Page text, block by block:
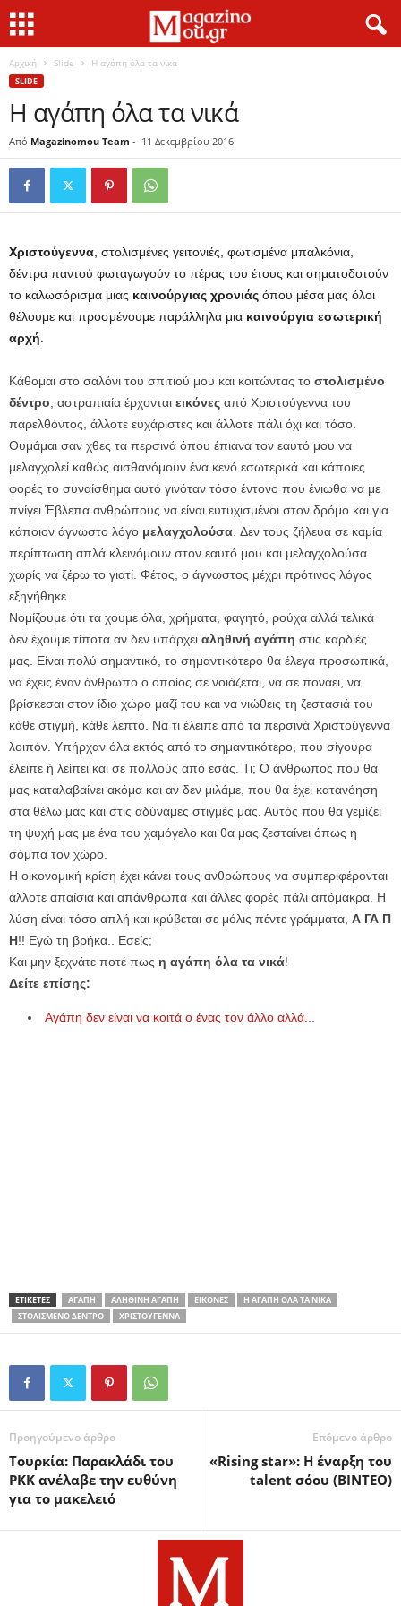
Αρχική Slide Η αγάπη όλα τα νικά
SLIDE
Η αγάπη όλα τα νικά
Από Magazinomou Team - 11 Δεκεμβρίου 2016
Χριστούγεννα , στολισμένες γειτονιές, φωτισμένα μπαλκόνια,
δέντρα παντού φωταγωγούν το πέρας του έτους και σηματοδοτούν
το καλωσόρισμα μιας καινούργιας χρονιάς όπου μέσα μας όλοι
θέλουμε και προσμένουμε παράλληλα μια καινούργια εσωτερική
αρχή
Κάθομαι στο σαλόνι του σπιτιού μου και κοιτώντας το στολισμένο
δέντρο , αστραπιαία έρχονται εικόνες από Χριστούγεννα του
παρελθόντος, άλλοτε ευχάριστες και άλλοτε πάλι όχι και τόσο.
Θυμάμαι σαν χθες τα περσινά όπου έπιανα τον εαυτό μου να
μελαγχολεί καθώς αισθανόμουν ένα κενό εσωτερικά και κάποιες
φορές το συναίσθημα αυτό γινόταν τόσο έντονο που ένιωθα να με
πνίγει.Έβλεπα ανθρώπους να είναι ευτυχισμένοι στον δρόμο και για
κάποιον άγνωστο λόγο μελαγχολούσα . Δεν τους ζήλευα σε καμία
περίπτωση απλά κλεινόμουν στον εαυτό μου και μελαγχολούσα
χωρίς να ξέρω το γιατί. Φέτος, ο άγνωστος μέχρι πρότινος λόγος
εξηγήθηκε.
Νομίζουμε ότι τα χουμε όλα, χρήματα, φαγητό, ρούχα αλλά τελικά
δεν έχουμε τίποτα αν δεν υπάρχει αληθινή αγάπη στις καρδιές
μας. Είναι πολύ σημαντικό, το σημαντικότερο θα έλεγα προσωπικά,
να έχεις έναν άνθρωπο ο οποίος σε νοιάζεται, να σε πονάει, να
βρίσκεσαι στον ίδιο χώρο μαζί του και να νιώθεις τη ζεστασιά του
κάθε στιγμή, κάθε λεπτό. Να τι έλειπε από τα περσινά Χριστούγεννα
λοιπόν. Υπήρχαν όλα εκτός από το σημαντικότερο, που σίγουρα
έλειπε ή λείπει και σε πολλούς από εσάς. Τι; Ο άνθρωπος που θα
μας καταλαβαίνει ακόμα και αν δεν μιλάμε, που θα έχει κατανόηση
στα θέλω μας και στις αδύναμες στιγμές μας. Αυτός που θα γεμίζει
τη ψυχή μας με ένα του χαμόγελο και θα μας ζεσταίνει όπως η
σόμπα τον χώρο.
Η οικονομική κρίση έχει κάνει τους ανθρώπους να συμπεριφέρονται
άλλοτε απαίσια και απάνθρωπα και άλλες φορές πάλι απόμακρα. Η
λύση είναι τόσο απλή και κρύβεται σε μόλις πέντε γράμματα, Α ΓΑ Π
Η!! Εγώ τη βρήκα.. Εσείς;
Και μην ξεχνάτε ποτέ πως η αγάπη όλα τα νικά!
Δείτε επίσης:
Αγάπη δεν είναι να κοιτά ο ένας τον άλλο αλλά...
ΕΤΙΚΕΤΕΣ ΑΓΆΠΗ ΑΛΗΘΙΝΉ ΑΓΆΠΗ ΕΙΚΌΝΕΣ
Η ΑΓΆΠΗ ΌΛΑ ΤΑ ΝΙΚΆ
ΣΤΟΛΙΣΜΈΝΟ ΔΈΝΤΡΟ
ΧΡΙΣΤΟΎΓΕΝΝΑ
Προηγούμενο άρθρο
Τουρκία: Παρακλάδι του
PKK ανέλαβε την ευθύνη
για το μακελειό
Επόμενο άρθρο
«Rising star»: Η έναρξη του
talent σόου (BINTEO)